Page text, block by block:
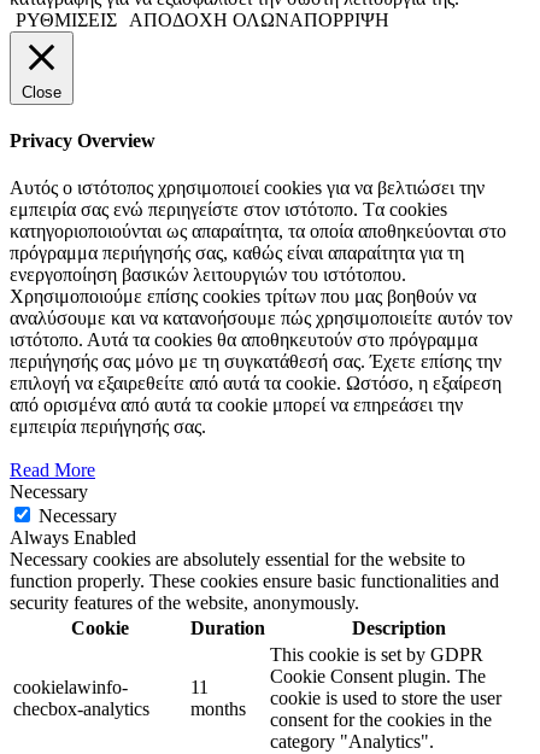
ΡΥΘΜΙΣΕΙΣ
ΑΠΟΔΟΧΗ ΟΛΩΝΑΠΟΡΡΙΨΗ
Close
Privacy Overview
Αυτός ο ιστότοπος χρησιμοποιεί cookies για να βελτιώσει την
εμπειρία σας ενώ περιηγείστε στον ιστότοπο. Tα cookies
κατηγοριοποιούνται ως απαραίτητα, τα οποία αποθηκεύονται στο
πρόγραμμα περιήγησής σας, καθώς είναι απαραίτητα για τη
ενεργοποίηση βασικών λειτουργιών του ιστότοπου.
Χρησιμοποιούμε επίσης cookies τρίτων που μας βοηθούν να
αναλύσουμε και να κατανοήσουμε πώς χρησιμοποιείτε αυτόν τον
ιστότοπο. Αυτά τα cookies θα αποθηκευτούν στο πρόγραμμα
περιήγησής σας μόνο με τη συγκατάθεσή σας. Έχετε επίσης την
επιλογή να εξαιρεθείτε από αυτά τα cookie. Ωστόσο, η εξαίρεση
από ορισμένα από αυτά τα cookie μπορεί να επηρεάσει την
εμπειρία περιήγησής σας.
Read More
Necessary
Necessary
Always Enabled
Necessary cookies are absolutely essential for the website to
function properly. These cookies ensure basic functionalities and
security features of the website, anonymously.
Cookie
Duration Description
cookielawinfo-
checbox-analytics
11
months
This cookie is set by GDPR
Cookie Consent plugin. The
cookie is used to store the user
consent for the cookies in the
category "Analytics".